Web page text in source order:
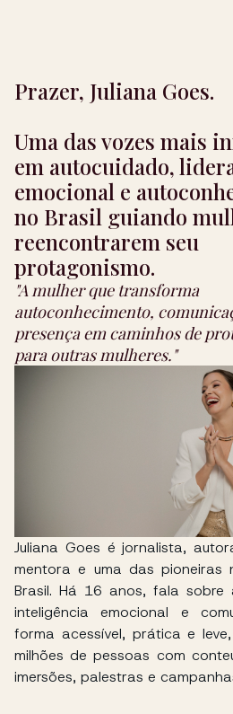
Prazer, Juliana Goes.
Uma das vozes mais
em autocuidado,
emocional e
no Brasil guiando
reencontrarem seu
protagonismo.
"A mulher que transforma
autoconhecimento,
presença em caminhos de
para outras mulheres."
Juliana Goes é jornalista,
mentora e uma das pioneiras
Brasil. Há 16 anos, fala sobre
inteligência emocional e
forma acessível, prática e
milhões de pessoas com
imersões, palestras e